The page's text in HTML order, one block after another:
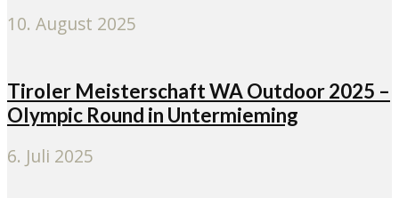
10. August 2025
Tiroler Meisterschaft WA Outdoor 2025 –
Olympic Round in Untermieming
6. Juli 2025